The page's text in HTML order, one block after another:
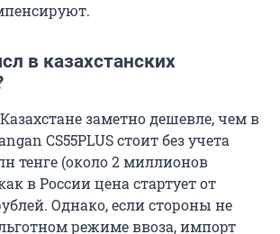
в казахстанских
заметно дешевле, чем в
CS55PLUS стоит без учета
тенге (около2 миллионов
в России цена стартует от
Однако, если стороны не
режиме ввоза, импорт